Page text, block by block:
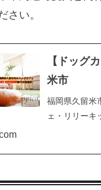
さい。
【ドッグ
米市
福岡県久留米
ェ・リリー